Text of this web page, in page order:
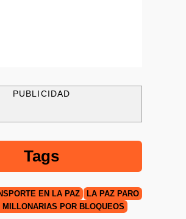
PUBLICIDAD
Tags
EN LA PAZ
LA PAZ PARO
MILLONARIAS POR BLOQUEOS